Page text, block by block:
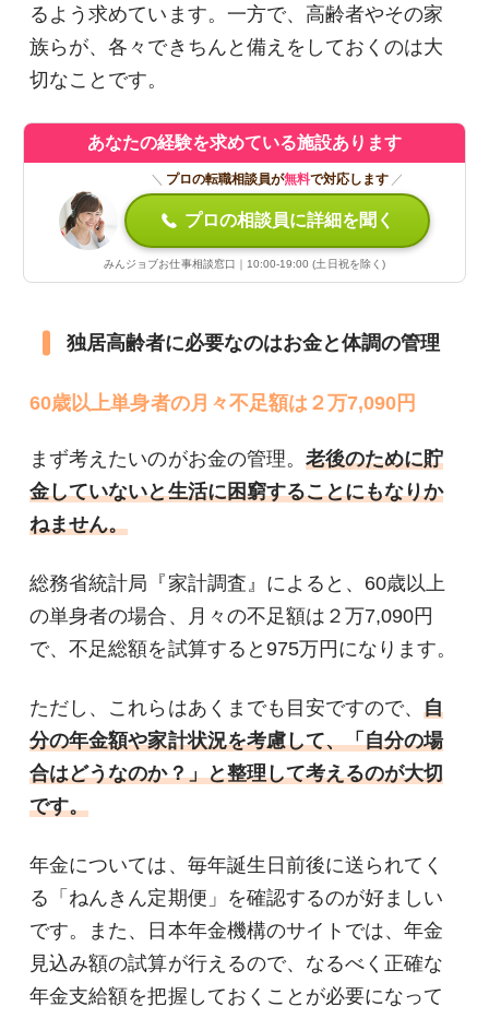
るよう求めています。一方で、高齢者やその家
族らが、各々できちんと備えをしておくのは大
切なことです。
あなたの経験を求めている施設あります
＼ プロの転職相談員が無料で対応します ／
プロの相談員に詳細を聞く
みんジョブお仕事相談窓口｜10:00-19:00 (土日祝を除く)
独居高齢者に必要なのはお金と体調の管理
60歳以上単身者の月々不足額は２万7,090円
まず考えたいのがお金の管理。 老後のために貯
金していないと生活に困窮することにもなりか
ねません。
総務省統計局『家計調査』によると、60歳以上
の単身者の場合、月々の不足額は２万7,090円
で、不足総額を試算すると975万円になります。
ただし、これらはあくまでも目安ですので、自
分の年金額や家計状況を考慮して、「自分の場
合はどうなのか？」と整理して考えるのが大切
です。
年金については、毎年誕生日前後に送られてく
る「ねんきん定期便」を確認するのが好ましい
です。また、日本年金機構のサイトでは、年金
見込み額の試算が行えるので、なるべく正確な
年金支給額を把握しておくことが必要になって